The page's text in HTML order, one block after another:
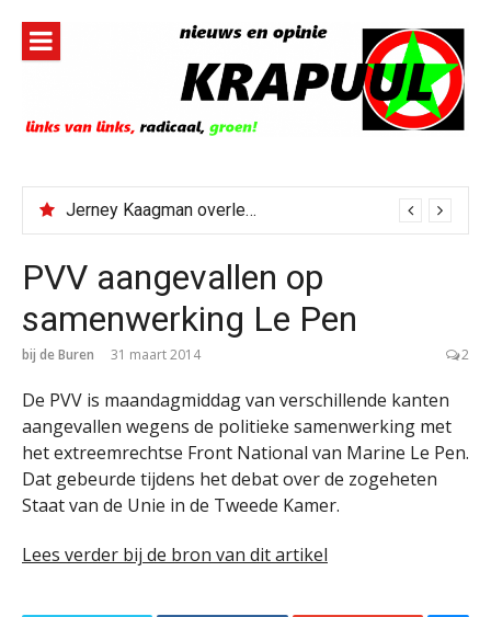
inhoud
Jerney Kaagman overleden
PVV aangevallen op
samenwerking Le Pen
bij de Buren 31 maart 2014 2
De PVV is maandagmiddag van verschillende kanten
aangevallen wegens de politieke samenwerking met
het extreemrechtse Front National van Marine Le Pen.
Dat gebeurde tijdens het debat over de zogeheten
Staat van de Unie in de Tweede Kamer.
Lees verder bij de bron van dit artikel